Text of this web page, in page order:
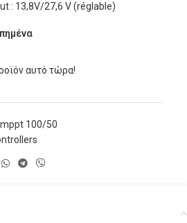
: 13,8V/27,6 V (réglable)
αυτό τώρα!
mppt 100/50